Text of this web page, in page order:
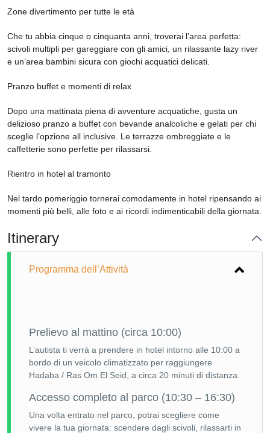
Zone divertimento per tutte le età
Che tu abbia cinque o cinquanta anni, troverai l’area perfetta:
scivoli multipli per gareggiare con gli amici, un rilassante lazy river
e un’area bambini sicura con giochi acquatici delicati.
Pranzo buffet e momenti di relax
Dopo una mattinata piena di avventure acquatiche, gusta un
delizioso pranzo a buffet con bevande analcoliche e gelati per chi
sceglie l’opzione all inclusive. Le terrazze ombreggiate e le
caffetterie sono perfette per rilassarsi.
Rientro in hotel al tramonto
Nel tardo pomeriggio tornerai comodamente in hotel ripensando ai
momenti più belli, alle foto e ai ricordi indimenticabili della giornata.
Itinerary
Programma dell’Attività
Prelievo al mattino (circa 10:00)
L’autista ti verrà a prendere in hotel intorno alle 10:00 a
bordo di un veicolo climatizzato per raggiungere
Hadaba / Ras Om El Seid, a circa 20 minuti di distanza.
Accesso completo al parco (10:30 – 16:30)
Una volta entrato nel parco, potrai scegliere come
vivere la tua giornata: scendere dagli scivoli, rilassarti in